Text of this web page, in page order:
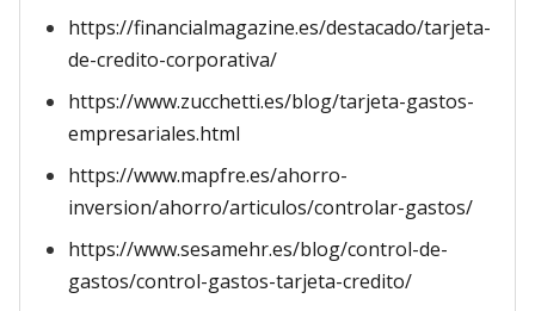
https://financialmagazine.es/destacado/tarjeta-
de-credito-corporativa/
https://www.zucchetti.es/blog/tarjeta-gastos-
empresariales.html
https://www.mapfre.es/ahorro-
inversion/ahorro/articulos/controlar-gastos/
https://www.sesamehr.es/blog/control-de-
gastos/control-gastos-tarjeta-credito/